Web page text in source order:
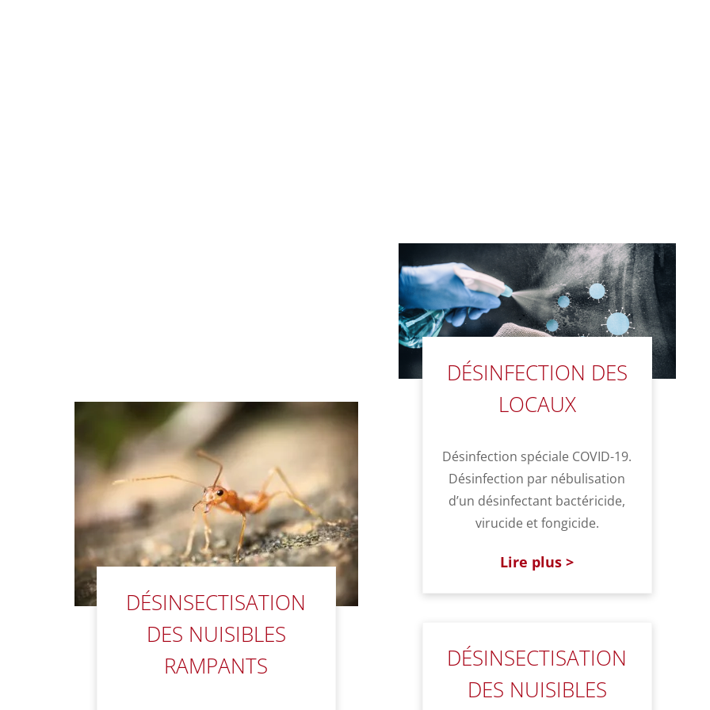
DÉSINSECTISATION
DES NUISIBLES
RAMPANTS
DÉSINFECTION DES
LOCAUX
Désinfection spéciale COVID-19.
Désinfection par nébulisation
d’un désinfectant bactéricide,
virucide et fongicide.
Lire plus >
DÉSINSECTISATION
DES NUISIBLES